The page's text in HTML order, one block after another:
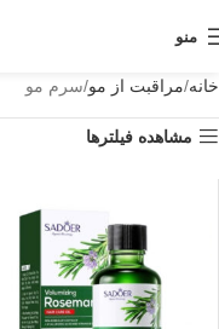
منو
خانه مراقبت از مو سرم مو
مشاهده فیلترها